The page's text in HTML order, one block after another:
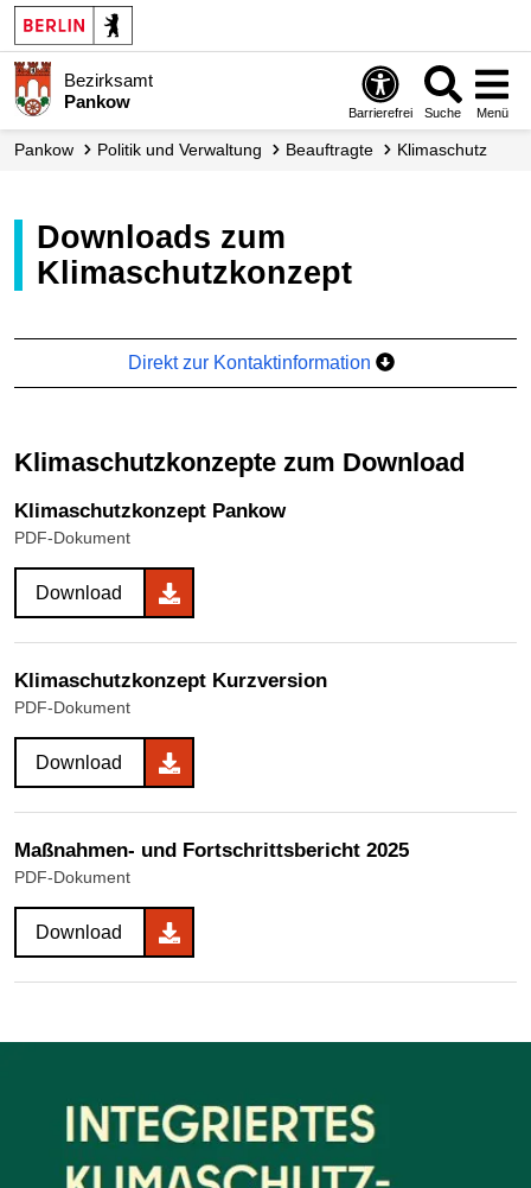
Bezirksamt
Pankow
Barrierefrei Suche Menü
Pankow Politik und Verwaltung Beauftragte Klimaschutz
Downloads zum
Klimaschutzkonzept
Direkt zur Kontaktinformation
Klimaschutzkonzepte zum Download
Klimaschutzkonzept Pankow
PDF-Dokument
Download
Klimaschutzkonzept Kurzversion
PDF-Dokument
Download
Maßnahmen- und Fortschrittsbericht 2025
PDF-Dokument
Download